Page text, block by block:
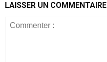
LAISSER UN COMMENTAIRE